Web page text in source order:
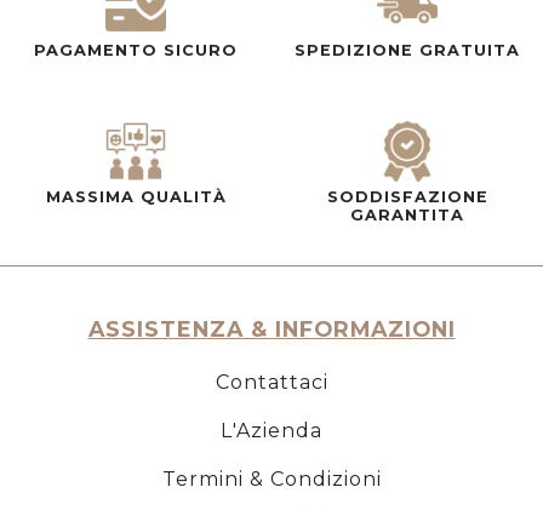
PAGAMENTO SICURO SPEDIZIONE GRATUITA
MASSIMA QUALITÀ
SODDISFAZIONE
GARANTITA
ASSISTENZA & INFORMAZIONI
Contattaci
L'Azienda
Termini & Condizioni